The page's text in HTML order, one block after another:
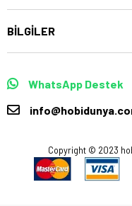
BİLGİLER
WhatsApp Destek
Copyright © 2023